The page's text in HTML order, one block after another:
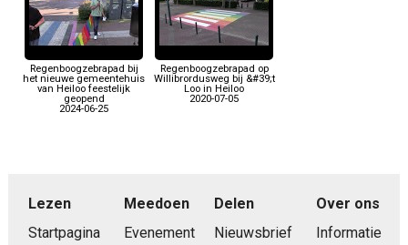
Regenboogzebrapad bij
het nieuwe gemeentehuis
van Heiloo feestelijk
geopend
2024-06-25
Regenboogzebrapad op
Willibrordusweg bij &#39;t
Loo in Heiloo
2020-07-05
Lezen
Startpagina
Meedoen
Evenement
Delen
Nieuwsbrief
Over ons
Informatie